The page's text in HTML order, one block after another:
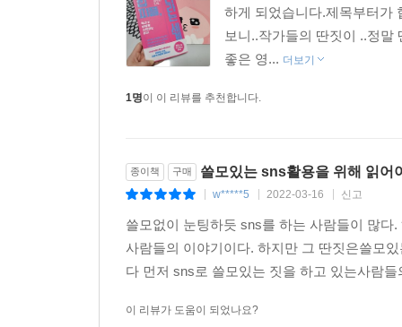
하게 되었습니다.제목부터가
보니..작가들의 딴짓이 ..정말
좋은 영... 더보기
1명이 이 리뷰를 추천합니다.
종이책 구매 쓸모있는 sns활용을 위해 읽어
w*****5 2022-03-16 신고
쓸모없이 눈팅하듯 sns를 하는 사람들이 많
사람들의 이야기이다. 하지만 그 딴짓은쓸모
다 먼저 sns로 쓸모있는 짓을 하고 있는사람
이 리뷰가 도움이 되었나요?